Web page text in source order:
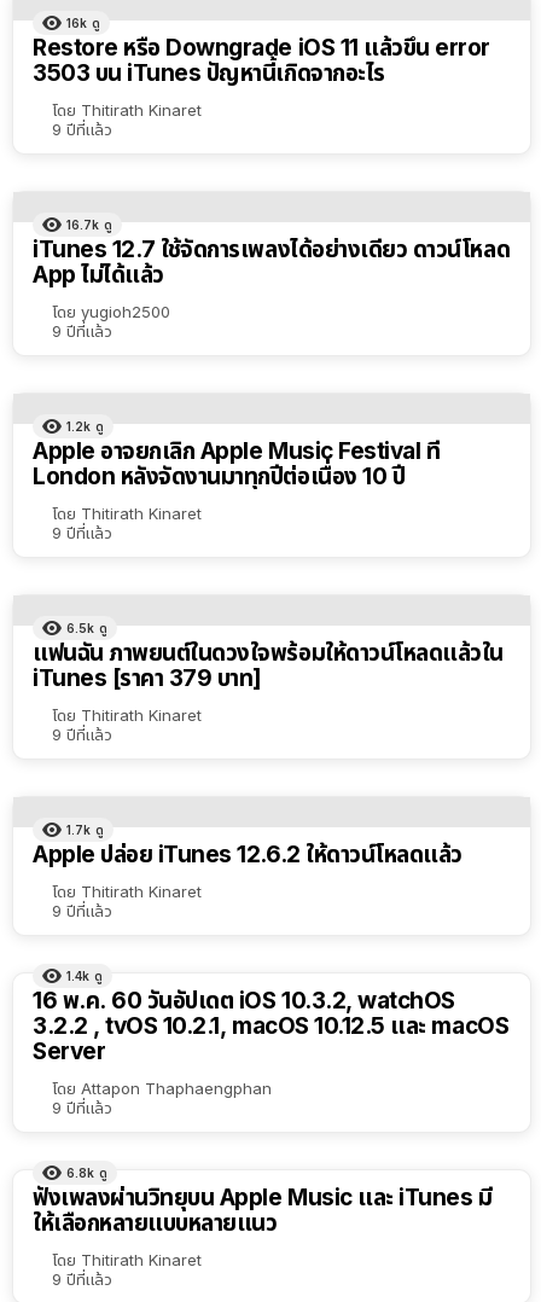
16k ดู
Restore หรือ Downgrade iOS 11 แล้วขึ้น error
3503 บน iTunes ปัญหานี้เกิดจากอะไร
โดย Thitirath Kinaret
9 ปีที่แล้ว
16.7k ดู
iTunes 12.7 ใช้จัดการเพลงได้อย่างเดียว ดาวน์โหลด
App ไม่ได้แล้ว
โดย yugioh2500
9 ปีที่แล้ว
1.2k ดู
Apple อาจยกเลิก Apple Music Festival ที่
London หลังจัดงานมาทุกปีต่อเนื่อง 10 ปี
โดย Thitirath Kinaret
9 ปีที่แล้ว
6.5k ดู
แฟนฉัน ภาพยนต์ในดวงใจพร้อมให้ดาวน์โหลดแล้วใน
iTunes [ราคา 379 บาท]
โดย Thitirath Kinaret
9 ปีที่แล้ว
1.7k ดู
Apple ปล่อย iTunes 12.6.2 ให้ดาวน์โหลดแล้ว
โดย Thitirath Kinaret
9 ปีที่แล้ว
1.4k ดู
16 พ.ค. 60 วันอัปเดต iOS 10.3.2, watchOS
3.2.2 , tvOS 10.2.1, macOS 10.12.5 และ macOS
Server
โดย Attapon Thaphaengphan
9 ปีที่แล้ว
6.8k ดู
ฟังเพลงผ่านวิทยุบน Apple Music และ iTunes มี
ให้เลือกหลายแบบหลายแนว
โดย Thitirath Kinaret
9 ปีที่แล้ว